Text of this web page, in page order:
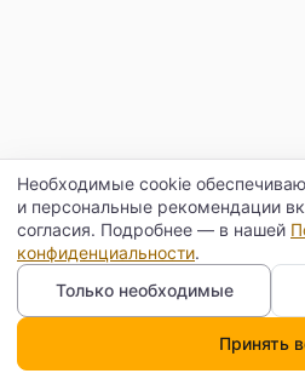
Необходимые cookie
и персональные рекомендации
согласия. Подробнее — в нашей
конфиденциальности.
Только необходимые
Принять